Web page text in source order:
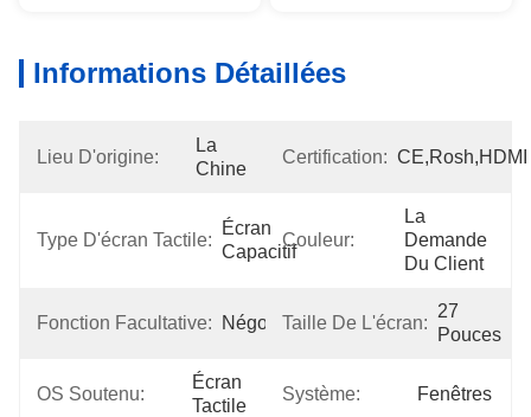
Informations Détaillées
Lieu D'origine:
La
Chine
Certification: CE,Rosh,HDMI
Type D'écran Tactile:
Écran
Capacitif
Couleur:
La
Demande
Du Client
Fonction Facultative: NégociéTaille De L'écran:
27
Pouces
OS Soutenu:
Écran
Tactile
Système: Fenêtres